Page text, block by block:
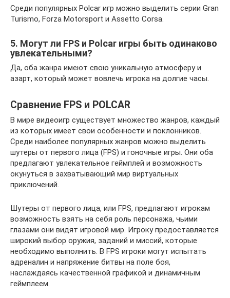
Среди популярных Polcar игр можно выделить серии Gran
Turismo, Forza Motorsport и Assetto Corsa.
5. Могут ли FPS и Polcar игры быть одинаково
увлекательными?
Да, оба жанра имеют свою уникальную атмосферу и
азарт, который может вовлечь игрока на долгие часы.
Сравнение FPS и POLCAR
В мире видеоигр существует множество жанров, каждый
из которых имеет свои особенности и поклонников.
Среди наиболее популярных жанров можно выделить
шутеры от первого лица (FPS) и гоночные игры. Они оба
предлагают увлекательное геймплей и возможность
окунуться в захватывающий мир виртуальных
приключений.
Шутеры от первого лица, или FPS, предлагают игрокам
возможность взять на себя роль персонажа, чьими
глазами они видят игровой мир. Игроку предоставляется
широкий выбор оружия, заданий и миссий, которые
необходимо выполнить. В FPS игроки могут испытать
адреналин и напряжение битвы на поле боя,
наслаждаясь качественной графикой и динамичным
геймплеем.